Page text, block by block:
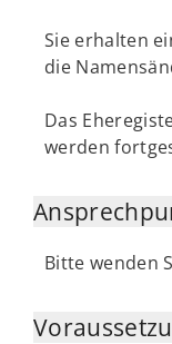
Sie erhalten
die
Das
werden
Bitte wenden